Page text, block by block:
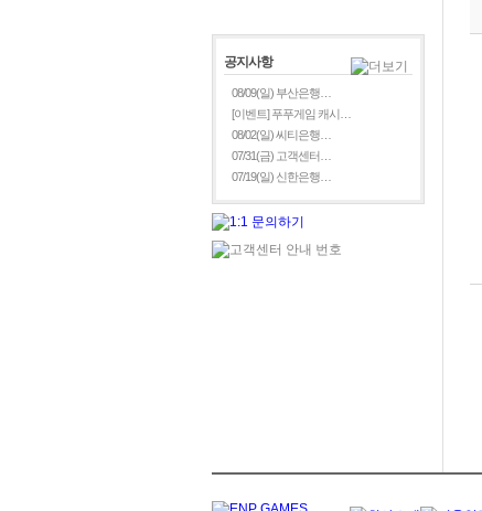
공지사항
08/09(일) 부산은행…
[이벤트] 푸푸게임 캐시…
08/02(일) 씨티은행…
07/31(금) 고객센터…
07/19(일) 신한은행…